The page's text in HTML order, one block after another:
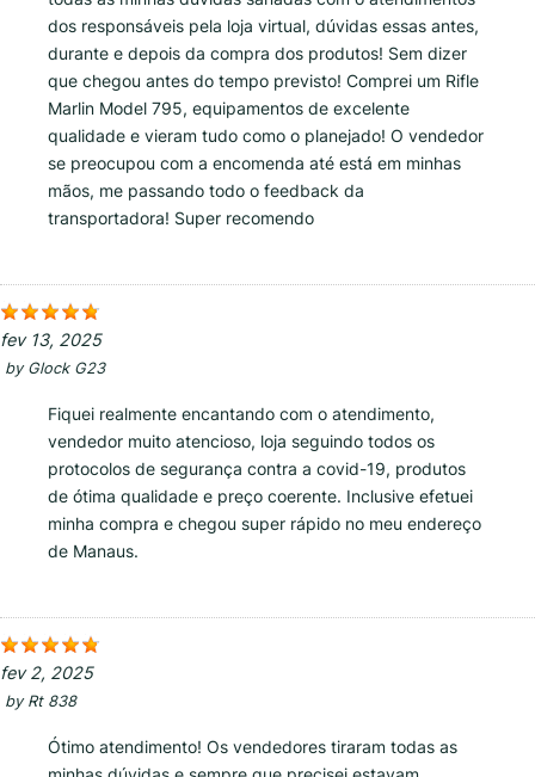
dos responsáveis pela loja virtual, dúvidas essas antes,
durante e depois da compra dos produtos! Sem dizer
que chegou antes do tempo previsto! Comprei um Rifle
Marlin Model 795, equipamentos de excelente
qualidade e vieram tudo como o planejado! O vendedor
se preocupou com a encomenda até está em minhas
mãos, me passando todo o feedback da
transportadora! Super recomendo
fev 13, 2025
by Glock G23
Fiquei realmente encantando com o atendimento,
vendedor muito atencioso, loja seguindo todos os
protocolos de segurança contra a covid-19, produtos
de ótima qualidade e preço coerente. Inclusive efetuei
minha compra e chegou super rápido no meu endereço
de Manaus.
fev 2, 2025
by Rt 838
Ótimo atendimento! Os vendedores tiraram todas as